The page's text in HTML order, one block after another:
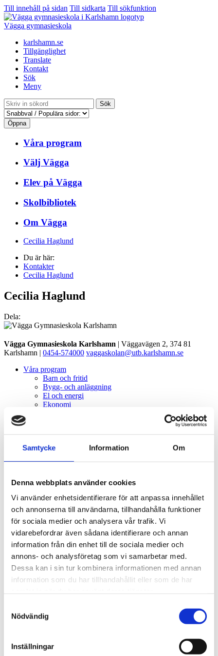
Samtycke Information Om
Denna webbplats använder cookies
Vi använder enhetsidentifierare för att anpassa innehållet
och annonserna till användarna, tillhandahålla funktioner
för sociala medier och analysera vår trafik. Vi
vidarebefordrar även sådana identifierare och annan
information från din enhet till de sociala medier och
annons- och analysföretag som vi samarbetar med.
Dessa kan i sin tur kombinera informationen med annan
information som du har tillhandahållit eller som de har
Nödvändig
Inställningar
Till innehåll på sidan Till sidkarta Till sökfunktion
Vägga gymnasieskola
karlshamn.se
Tillgänglighet
Translate
Kontakt
Sök
Meny
Sök
Öppna
Våra program
Välj Vägga
Elev på Vägga
Skolbibliotek
Om Vägga
Cecilia Haglund
Du är här:
Kontakter
Cecilia Haglund
Cecilia Haglund
Dela:
Vägga Gymnasieskola Karlshamn | Väggavägen 2, 374 81
Karlshamn | 0454-574000 vaggaskolan@utb.karlshamn.se
Våra program
Barn och fritid
Bygg- och anläggning
El och energi
Ekonomi
Restaurang och livsmedel
Teknik
Vård och omsorg
Introduktionsprogram
Programinriktat val
Språkintroduktion
Yrkesintroduktion
Individuellt alternativ
Anpassad gymnasieskola
Individuella programmet
Handel och service
Fastighet och byggnation
Hur väljer jag program?
Fem skäl att välja Vägga gymnasieskola!